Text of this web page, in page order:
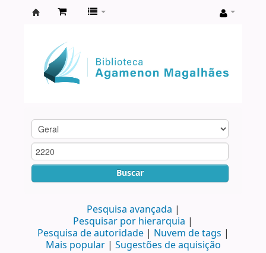
Agamenon
Magalhães
Buscar
Pesquisa avançada
Pesquisar por hierarquia
Pesquisa de autoridade
Nuvem de tags
Mais popular
Sugestões de aquisição